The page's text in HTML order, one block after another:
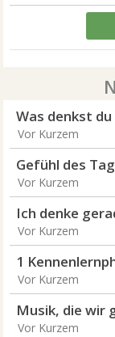
Was denkst
Vor Kurzem
Gefühl des
Vor Kurzem
Ich denke
Vor Kurzem
1
Vor Kurzem
Musik, die wir
Vor Kurzem